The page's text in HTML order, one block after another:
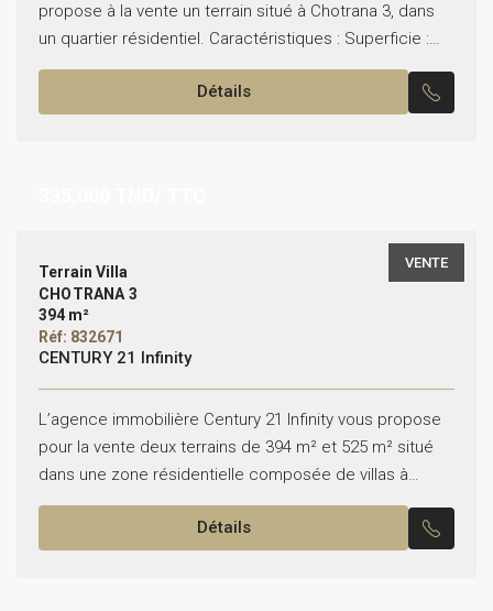
propose à la vente un terrain situé à Chotrana 3, dans
un quartier résidentiel. Caractéristiques : Superficie :
419 m² Emplacement : Chotrana 3 Zone :...
Détails
VENTE
Terrain Villa
CHOTRANA 3
394 m²
Réf: 832671
CENTURY 21 Infinity
L’agence immobilière Century 21 Infinity vous propose
pour la vente deux terrains de 394 m² et 525 m² situé
dans une zone résidentielle composée de villas à
Choutrana 1, La Soukra Pour...
Détails